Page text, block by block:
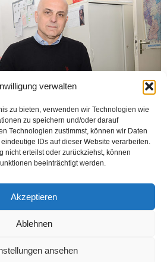
verwalten
zu bieten, verwenden wir Technologien wie
zu speichern und/oder darauf
Technologien zustimmst, können wir Daten
IDs auf dieser Website verarbeiten.
nicht erteilst oder zurückziehst, können
beeinträchtigt werden.
Akzeptieren
Ablehnen
ansehen
Halk Dernekleri Federasyonu,
Berlin’de kurulan HDF, Almanya genelinde...